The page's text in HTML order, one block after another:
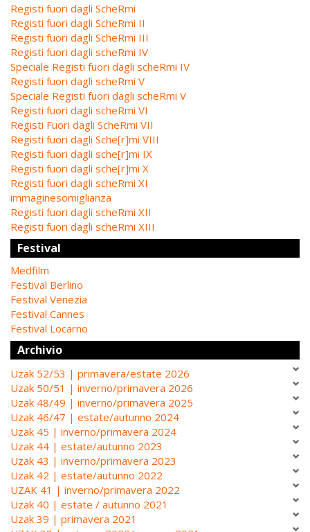
Registi fuori dagli ScheRmi
Registi fuori dagli ScheRmi II
Registi fuori dagli ScheRmi III
Registi fuori dagli scheRmi IV
Speciale Registi fuori dagli scheRmi IV
Registi fuori dagli scheRmi V
Speciale Registi fuori dagli scheRmi V
Registi fuori dagli scheRmi VI
Registi Fuori dagli ScheRmi VII
Registi fuori dagli Sche[r]mi VIII
Registi fuori dagli sche[r]mi IX
Registi fuori dagli sche[r]mi X
Registi fuori dagli scheRmi XI
immaginesomiglianza
Registi fuori dagli scheRmi XII
Registi fuori dagli scheRmi XIII
Festival
Medfilm
Festival Berlino
Festival Venezia
Festival Cannes
Festival Locarno
Archivio
Uzak 52/53 | primavera/estate 2026
Uzak 50/51 | inverno/primavera 2026
Uzak 48/49 | inverno/primavera 2025
Uzak 46/47 | estate/autunno 2024
Uzak 45 | inverno/primavera 2024
Uzak 44 | estate/autunno 2023
Uzak 43 | inverno/primavera 2023
Uzak 42 | estate/autunno 2022
UZAK 41 | inverno/primavera 2022
Uzak 40 | estate / autunno 2021
Uzak 39 | primavera 2021